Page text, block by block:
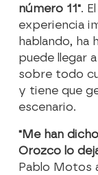
número 11".
experiencia
hablando, ha
puede llegar
sobre todo
y tiene que
escenario.
"Me han
Orozco lo
Pablo Motos